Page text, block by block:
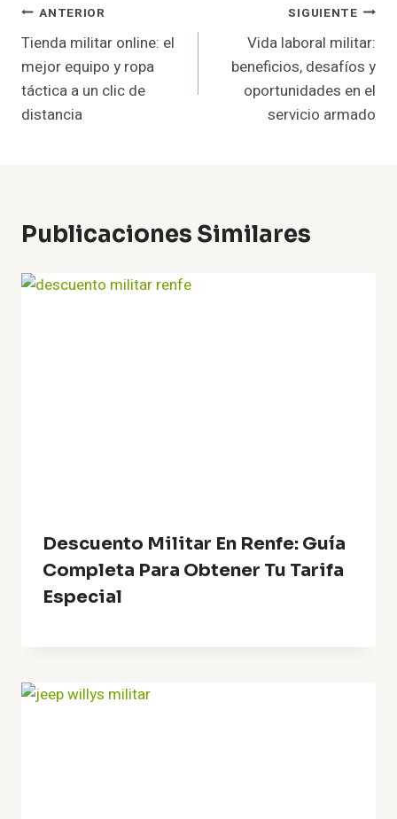
Navegación
De
Entradas
ANTERIOR
Tienda militar online: el
mejor equipo y ropa
táctica a un clic de
distancia
SIGUIENTE
Vida laboral militar:
beneficios, desafíos y
oportunidades en el
servicio armado
Publicaciones Similares
Descuento Militar En Renfe: Guía
Completa Para Obtener Tu Tarifa
Especial